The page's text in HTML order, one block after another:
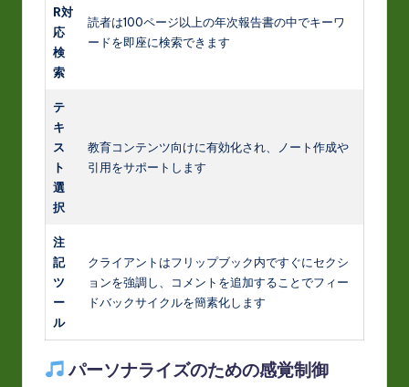
R対
応
検
索
読者は100ページ以上の年次報告書の中でキーワ
ードを即座に検索できます
テ
キ
ス
ト
選
択
教育コンテンツ向けに有効化され、ノート作成や
引用をサポートします
注
記
ツ
ー
ル
クライアントはフリップブック内ですぐにセクシ
ョンを強調し、コメントを追加することでフィー
ドバックサイクルを簡素化します
パーソナライズのための感覚制御